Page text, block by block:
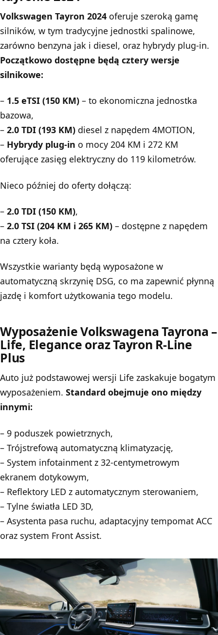
Volkswagen Tayron 2024 oferuje szeroką gamę
silników, w tym tradycyjne jednostki spalinowe,
zarówno benzyna jak i diesel, oraz hybrydy plug-in.
Początkowo dostępne będą cztery wersje
silnikowe:
– 1.5 eTSI (150 KM) – to ekonomiczna jednostka
bazowa,
– 2.0 TDI (193 KM) diesel z napędem 4MOTION,
– Hybrydy plug-in o mocy 204 KM i 272 KM
oferujące zasięg elektryczny do 119 kilometrów.
Nieco później do oferty dołączą:
– 2.0 TDI (150 KM),
– 2.0 TSI (204 KM i 265 KM) – dostępne z napędem
na cztery koła.
Wszystkie warianty będą wyposażone w
automatyczną skrzynię DSG, co ma zapewnić płynną
jazdę i komfort użytkowania tego modelu.
Wyposażenie Volkswagena Tayrona –
Life, Elegance oraz Tayron R-Line
Plus
Auto już podstawowej wersji Life zaskakuje bogatym
wyposażeniem. Standard obejmuje ono między
innymi:
– 9 poduszek powietrznych,
– Trójstrefową automatyczną klimatyzację,
– System infotainment z 32-centymetrowym
ekranem dotykowym,
– Reflektory LED z automatycznym sterowaniem,
– Tylne światła LED 3D,
– Asystenta pasa ruchu, adaptacyjny tempomat ACC
oraz system Front Assist.